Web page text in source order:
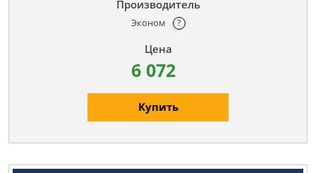
Эконом ?
6 072
Купить